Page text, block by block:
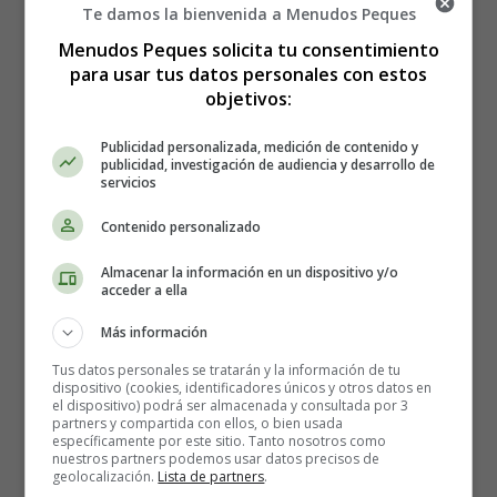
chía es mayor que en los cereales, los productos
lácteos o la carne. La combinación de proteínas
completas, vitaminas, minerales y gel de equilibrio de
azúcar en la sangre trabajan en conjunto para
nervios.
Fácil de cocinar: debido a su sabor neutro, las
Debido a que se vuelven gelatinosas en agua, las
semillas de chía se pueden agregar a los jugos de
frutas frescas, sopas y yogur como espesante. A
nutricional y un toque crujiente.
Hidratación: debido a que las semillas de chía
absorben agua, comerlas antes de una carrera o
entrenamiento puede ayudarlo a retener el agua por
más tiempo. Son los favoritos entre los atletas.
Te damos la bienvenida a Menudos Peques
Menudos Peques solicita tu consentimiento
para usar tus datos personales con estos
objetivos:
Publicidad personalizada, medición de contenido y
publicidad, investigación de audiencia y desarrollo de
servicios
Contenido personalizado
Almacenar la información en un dispositivo y/o
acceder a ella
Más información
Tus datos personales se tratarán y la información de tu
dispositivo (cookies, identificadores únicos y otros datos en
el dispositivo) podrá ser almacenada y consultada por 3
partners y compartida con ellos, o bien usada
específicamente por este sitio. Tanto nosotros como
nuestros partners podemos usar datos precisos de
geolocalización. Lista de partners.